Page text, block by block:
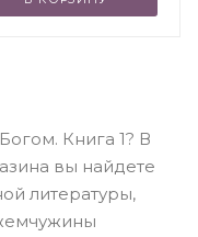
Книга 1? В
вы найдете
литературы,